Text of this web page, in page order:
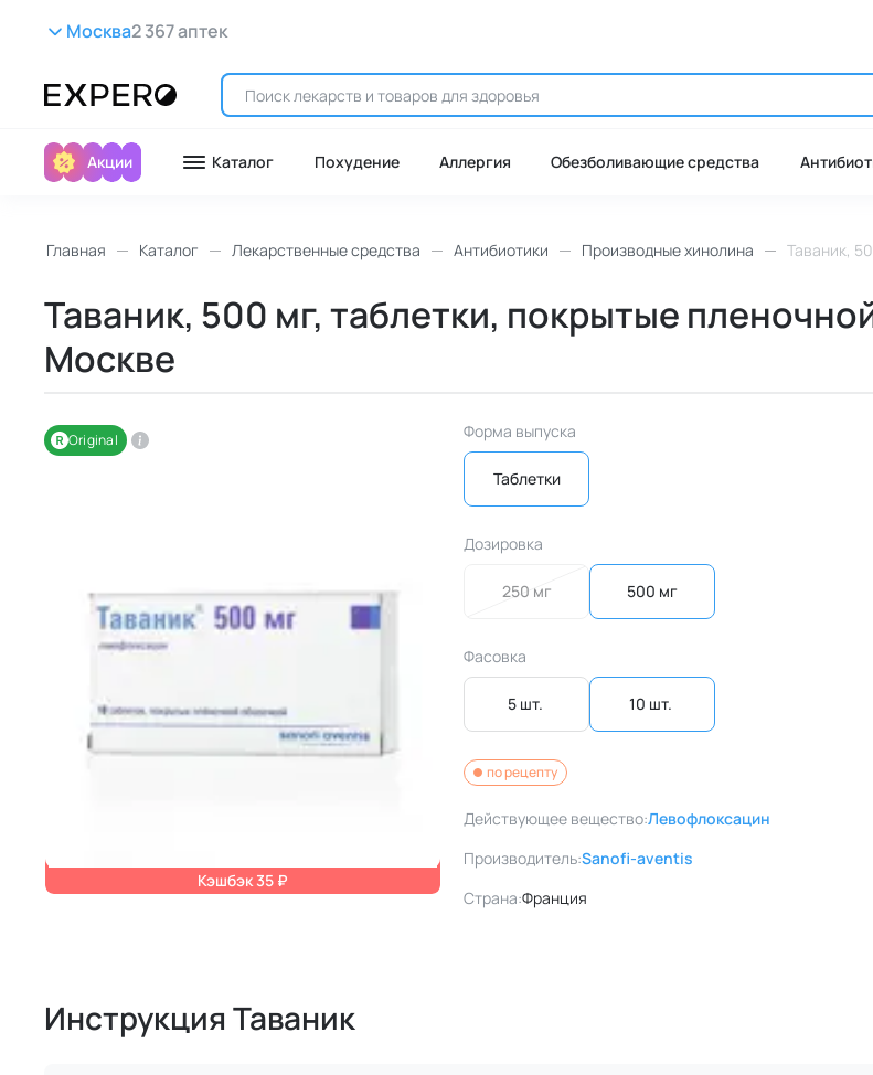
Москва2 367 аптек
Акции Каталог Похудение Аллергия Обезболивающие средства
Главная Каталог Лекарственные средства Антибиотики Производные хинолина Таваник,
Таваник, 500 мг, таблетки, покрытые
Москве
Original
Кэшбэк 35 ₽
Форма выпуска
Таблетки
Дозировка
250 мг 500 мг
Фасовка
5 шт. 10 шт.
по рецепту
Действующее вещество:Левофлоксацин
Производитель:Sanofi-aventis
Страна:Франция
Инструкция Таваник